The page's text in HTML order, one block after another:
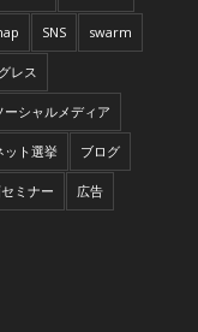
SNS swarm
レス
ーシャルメディア
ット選挙 ブログ
ミナー 広告